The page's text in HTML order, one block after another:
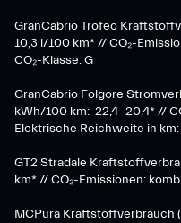
GranCabrio Trofeo
10,3 l/100 km* // CO₂-
CO₂-Klasse: G
GranCabrio Folgore
kWh/100 km: 22,4-20,4* //
Elektrische Reichweite in
GT2 Stradale
km* // CO₂-Emissionen:
MCPura Kraftstoffverbrauch